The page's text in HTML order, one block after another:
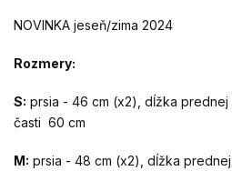
NOVINKA jeseň/zima 2024
Rozmery:
S: prsia - 46 cm (x2), dĺžka
časti 60 cm
M: prsia - 48 cm (x2), dĺžka